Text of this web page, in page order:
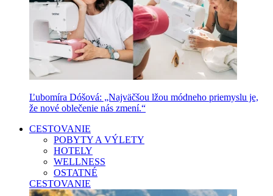
Ľubomíra Dóšová: „Najväčšou lžou módneho priemyslu je,
že nové oblečenie nás zmení.“
CESTOVANIE
POBYTY A VÝLETY
HOTELY
WELLNESS
OSTATNÉ
CESTOVANIE